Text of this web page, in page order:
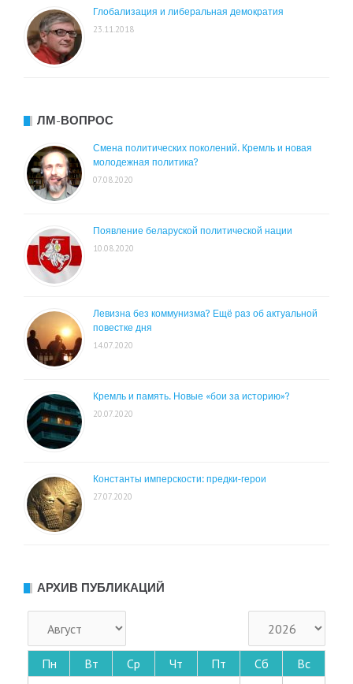
Глобализация и либеральная демократия
23.11.2018
ЛМ-ВОПРОС
Смена политических поколений. Кремль и новая
молодежная политика?
07.08.2020
Появление беларуской политической нации
10.08.2020
Левизна без коммунизма? Ещё раз об актуальной
повестке дня
14.07.2020
Кремль и память. Новые «бои за историю»?
20.07.2020
Константы имперскости: предки-герои
27.07.2020
АРХИВ ПУБЛИКАЦИЙ
Пн Вт Ср Чт Пт Сб Вс